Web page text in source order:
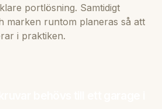
portlösning. Samtidigt
marken runtom planeras så att
i praktiken.